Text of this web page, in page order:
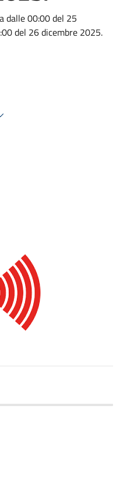
dalle 00:00 del 25
del 26 dicembre 2025.